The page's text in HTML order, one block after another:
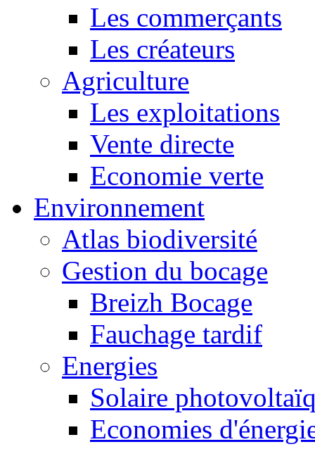
Les commerçants
Les créateurs
Agriculture
Les exploitations
Vente directe
Economie verte
Environnement
Atlas biodiversité
Gestion du bocage
Breizh Bocage
Fauchage tardif
Energies
Solaire
Economies